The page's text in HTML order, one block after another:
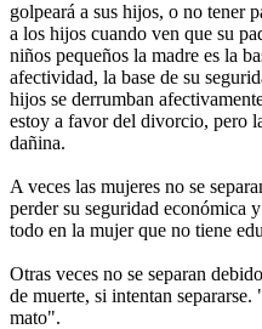
golpeará a sus hijos, o no tener
a los hijos cuando ven que su
niños pequeños la madre es la
afectividad, la base de su
hijos se derrumban
estoy a favor del divorcio, pero
dañina.
A veces las mujeres no se
perder su seguridad económica
todo en la mujer que no tiene
Otras veces no se separan
de muerte, si intentan
mato".